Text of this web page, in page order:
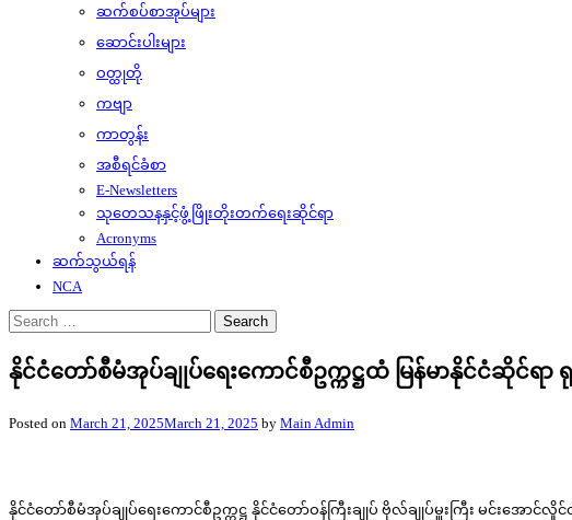
ဆက်စပ်စာအုပ်များ
ဆောင်းပါးများ
ဝတ္ထုတို
ကဗျာ
ကာတွန်း
အစီရင်ခံစာ
E-Newsletters
သုတေသနနှင့်ဖွံ့ဖြိုးတိုးတက်ရေးဆိုင်ရာ
Acronyms
ဆက်သွယ်ရန်
NCA
Search
for:
နိုင်ငံတော်စီမံအုပ်ချုပ်ရေးကောင်စီဥက္ကဋ္ဌထံ မြန်မာနိုင်ငံဆိုင်
Posted on March 21, 2025March 21, 2025 by Main Admin
နိုင်ငံတော်စီမံအုပ်ချုပ်ရေးကောင်စီဥက္ကဋ္ဌ နိုင်ငံတော်ဝန်ကြီးချုပ် ဗိုလ်ချုပ်မှူးကြီး မင်းအောင်